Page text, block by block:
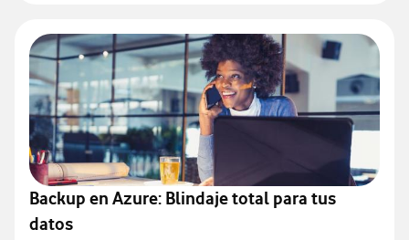
Backup en Azure: Blindaje total para tus
datos